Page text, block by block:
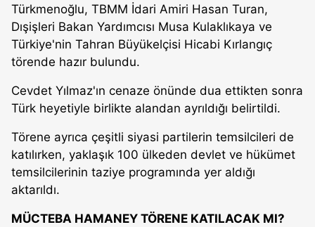
Türkmenoğlu, TBMM İdari Amiri Hasan Turan,
Dışişleri Bakan Yardımcısı Musa Kulaklıkaya ve
Türkiye'nin Tahran Büyükelçisi Hicabi Kırlangıç
törende hazır bulundu.
Cevdet Yılmaz'ın cenaze önünde dua ettikten sonra
Türk heyetiyle birlikte alandan ayrıldığı belirtildi.
Törene ayrıca çeşitli siyasi partilerin temsilcileri de
katılırken, yaklaşık 100 ülkeden devlet ve hükümet
temsilcilerinin taziye programında yer aldığı
aktarıldı.
MÜCTEBA HAMANEY TÖRENE KATILACAK MI?